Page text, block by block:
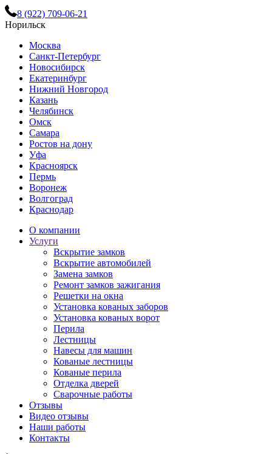
8 (922) 709-06-21
Норильск
Москва
Санкт-Петербург
Новосибирск
Екатеринбург
Нижний Новгород
Казань
Челябинск
Омск
Самара
Ростов на дону
Уфа
Красноярск
Пермь
Воронеж
Волгоград
Краснодар
О компании
Услуги
Вскрытие замков
Вскрытие автомобилей
Замена замков
Ремонт замков зажигания
Решетки на окна
Установка кованых заборов
Установка кованых ворот
Перила
Лестницы
Навесы для машин
Кованые лестницы
Кованые перила
Отделка дверей
Сварочные работы
Отзывы
Видео отзывы
Наши работы
Контакты